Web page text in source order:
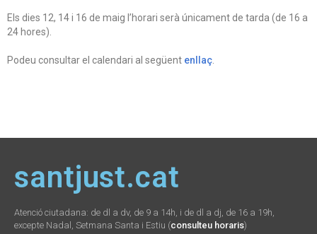
Els dies 12, 14 i 16 de maig l’horari serà únicament de tarda (de 16 a
24 hores).
Podeu consultar el calendari al següent enllaç
santjust.cat
Atenció ciutadana: de dl a dv, de 9 a 14h, i de dl a dj, de 16 a 19h,
excepte Nadal, Setmana Santa i Estiu (consulteu horaris)